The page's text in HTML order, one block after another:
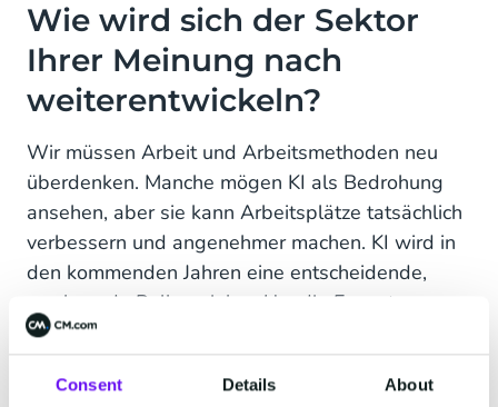
Consent Details About
Wie wird sich der Sektor
Ihrer Meinung nach
weiterentwickeln?
Wir müssen Arbeit und Arbeitsmethoden neu
überdenken. Manche mögen KI als Bedrohung
ansehen, aber sie kann Arbeitsplätze tatsächlich
verbessern und angenehmer machen. KI wird in
den kommenden Jahren eine entscheidende,
wachsende Rolle spielen. Um die Erwartungen
moderner Verbraucher zu erfüllen, die
personalisierte, unmittelbare Erfahrungen über
alle Kanäle hinweg wünschen, müssen die Daten